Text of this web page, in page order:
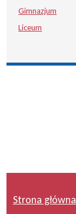
Gimnazjum
Liceum
Strona główna